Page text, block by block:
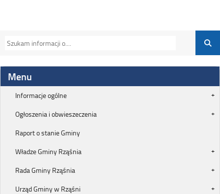
Menu
Informacje ogólne
Ogłoszenia i obwieszeczenia
Raport o stanie Gminy
Władze Gminy Rząśnia
Rada Gminy Rząśnia
Urząd Gminy w Rząśni